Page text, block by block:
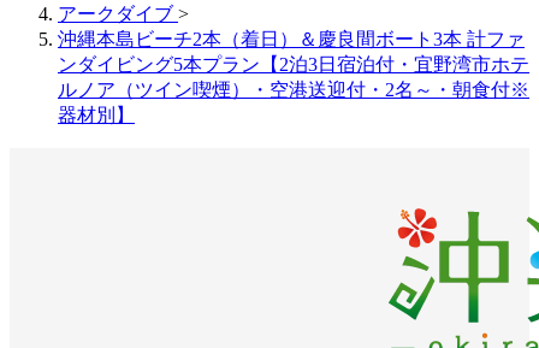
アークダイブ >
沖縄本島ビーチ2本（着日）＆慶良間ボート3本 計ファ
ンダイビング5本プラン【2泊3日宿泊付・宜野湾市ホテ
ルノア（ツイン喫煙）・空港送迎付・2名～・朝食付※
器材別】